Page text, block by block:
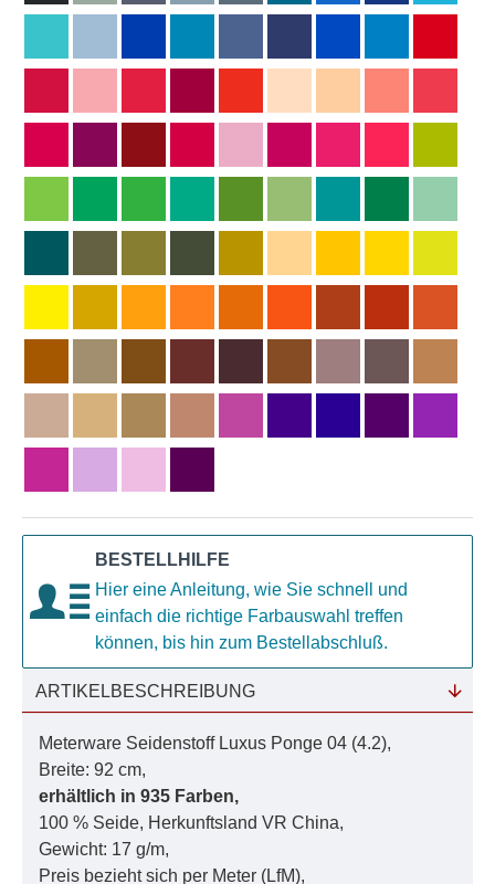
BESTELLHILFE
Hier eine Anleitung, wie Sie schnell und
einfach die richtige Farbauswahl treffen
können, bis hin zum Bestellabschluß.
ARTIKELBESCHREIBUNG
Meterware Seidenstoff Luxus Ponge 04 (4.2),
Breite: 92 cm,
erhältlich in 935 Farben,
100 % Seide, Herkunftsland VR China,
Gewicht: 17 g/m,
Preis bezieht sich per Meter (LfM),